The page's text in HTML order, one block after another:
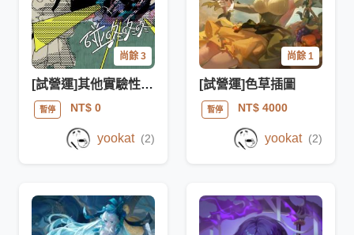
尚餘 3
[試營運]其他實驗性項目
暫停 NT$ 0
yookat (2)
尚餘 1
[試營運]色草插圖
暫停 NT$ 4000
yookat (2)